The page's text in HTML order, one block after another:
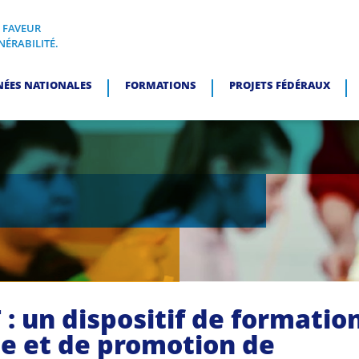
EN FAVEUR DES PERSONNES EN SITUATION DE
NATIONALES FORMATIONS PROJETS FÉDÉRAUX
: un dispositif de
et de promotion de